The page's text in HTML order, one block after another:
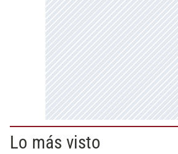
Lo más visto